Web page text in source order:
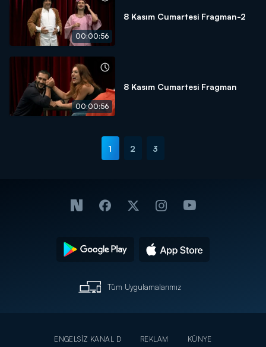
00:00:56
8 Kasım Cumartesi Fragman-2
00:00:56
8 Kasım Cumartesi Fragman
1 2 3
Tüm Uygulamalarımız
ENGELSİZ KANAL D REKLAM KÜNYE